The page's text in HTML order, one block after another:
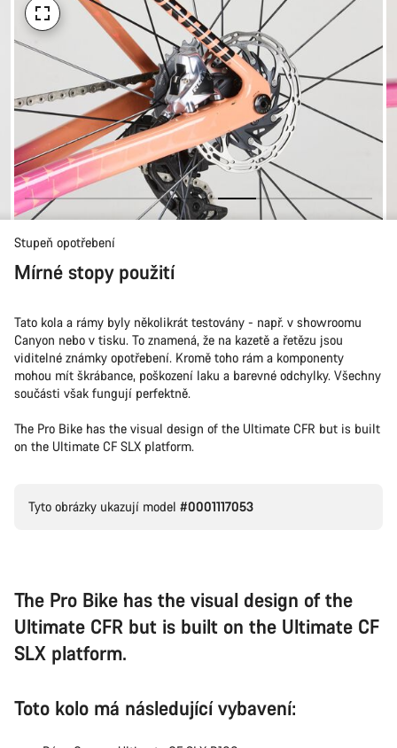
Stupeň opotřebení
Mírné stopy použití
Tato kola a rámy byly několikrát testovány - např. v showroomu
Canyon nebo v tisku. To znamená, že na kazetě a řetězu jsou
viditelné známky opotřebení. Kromě toho rám a komponenty
mohou mít škrábance, poškození laku a barevné odchylky. Všechny
součásti však fungují perfektně.
The Pro Bike has the visual design of the Ultimate CFR but is built
on the Ultimate CF SLX platform.
Tyto obrázky ukazují model #0001117053
The Pro Bike has the visual design of the
Ultimate CFR but is built on the Ultimate CF
SLX platform.
Toto kolo má následující vybavení: